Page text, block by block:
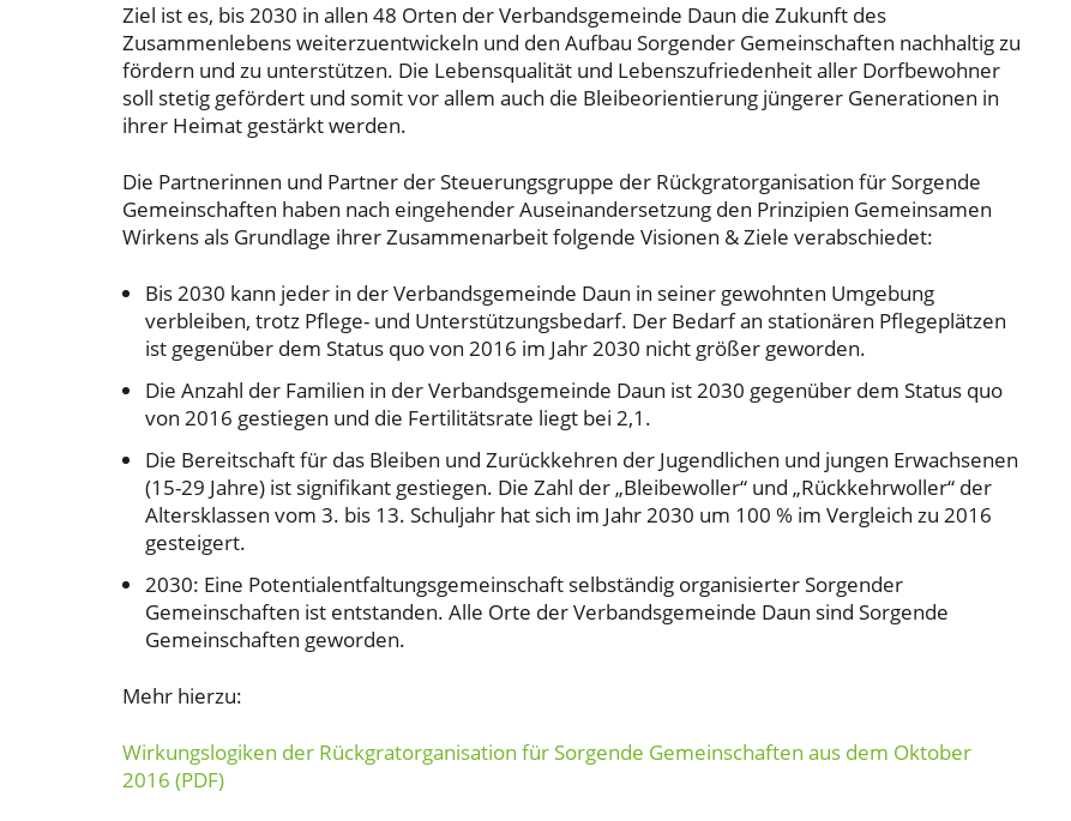
Ziel ist es, bis 2030 in allen 48 Orten der Verbandsgemeinde Daun die Zukunft des
Zusammenlebens weiterzuentwickeln und den Aufbau Sorgender Gemeinschaften nachhaltig zu
fördern und zu unterstützen. Die Lebensqualität und Lebenszufriedenheit aller Dorfbewohner
soll stetig gefördert und somit vor allem auch die Bleibeorientierung jüngerer Generationen in
ihrer Heimat gestärkt werden.
Die Partnerinnen und Partner der Steuerungsgruppe der Rückgratorganisation für Sorgende
Gemeinschaften haben nach eingehender Auseinandersetzung den Prinzipien Gemeinsamen
Wirkens als Grundlage ihrer Zusammenarbeit folgende Visionen & Ziele verabschiedet:
Bis 2030 kann jeder in der Verbandsgemeinde Daun in seiner gewohnten Umgebung
verbleiben, trotz Pflege- und Unterstützungsbedarf. Der Bedarf an stationären Pflegeplätzen
ist gegenüber dem Status quo von 2016 im Jahr 2030 nicht größer geworden.
Die Anzahl der Familien in der Verbandsgemeinde Daun ist 2030 gegenüber dem Status quo
von 2016 gestiegen und die Fertilitätsrate liegt bei 2,1.
Die Bereitschaft für das Bleiben und Zurückkehren der Jugendlichen und jungen Erwachsenen
(15-29 Jahre) ist signifikant gestiegen. Die Zahl der „Bleibewoller“ und „Rückkehrwoller“ der
Altersklassen vom 3. bis 13. Schuljahr hat sich im Jahr 2030 um 100 % im Vergleich zu 2016
gesteigert.
2030: Eine Potentialentfaltungsgemeinschaft selbständig organisierter Sorgender
Gemeinschaften ist entstanden. Alle Orte der Verbandsgemeinde Daun sind Sorgende
Gemeinschaften geworden.
Mehr hierzu:
Wirkungslogiken der Rückgratorganisation für Sorgende Gemeinschaften aus dem Oktober
2016 (PDF)